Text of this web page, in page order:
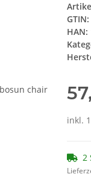
GTIN:
HAN:
inkl.
2